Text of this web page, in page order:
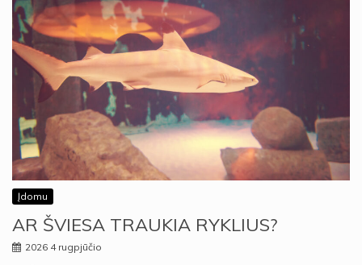
Įdomu
AR ŠVIESA TRAUKIA RYKLIUS?
2026 4 rugpjūčio